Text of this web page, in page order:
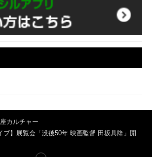
カルチャー
ブ】展覧会「没後50年 映画監督 田坂具隆」開